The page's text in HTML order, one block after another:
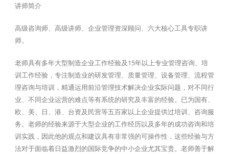
讲师简介
高级咨询师、高级讲师、企业管理资深顾问、六大核心工具专职讲
师。
老师具有多年大型制造企业工作经验及15年以上专业管理咨询、培
训工作经验，专注制造业的研发管理、质量管理、设备管理、流程管
理咨询与培训，精通运用前沿管理技术解决企业实际问题，对不同行
业、不同企业运营的难点等有系统的研究及丰富的经验。已为国有、
欧、美、日、港、台资及民营等五百家以上企业提供过培训、咨询服
务。老师的经验来源于大型企业的工作经历以及多年的成功咨询和培
训实践，因此他的观点和建议具有非常强的可操作性，这些经验与方
法对于面临着日益激烈的国际竞争的中小企业尤其宝贵。老师善于解